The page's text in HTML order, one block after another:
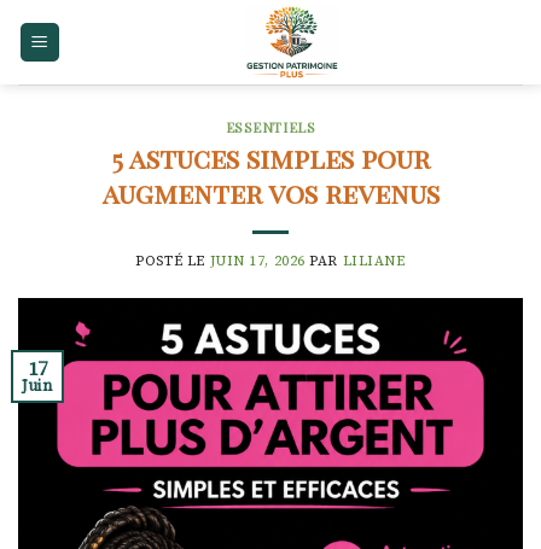
ESSENTIELS
5 astuces simples pour
augmenter vos revenus
POSTÉ LE JUIN 17, 2026 PAR LILIANE
17
Juin